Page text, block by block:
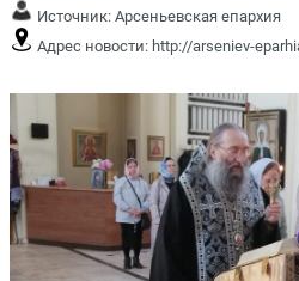
Источник: Арсеньевская епархия
Адрес новости: http://arseniev-